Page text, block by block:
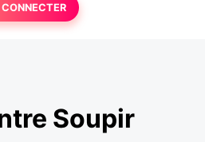
CONNECTER
Soupir